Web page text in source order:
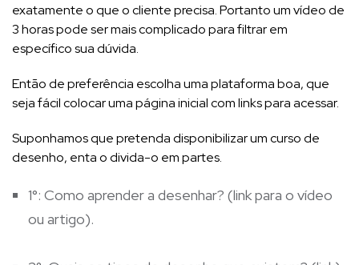
exatamente o que o cliente precisa. Portanto um vídeo de
3 horas pode ser mais complicado para filtrar em
específico sua dúvida.
Então de preferência escolha uma plataforma boa, que
seja fácil colocar uma página inicial com links para acessar.
Suponhamos que pretenda disponibilizar um curso de
desenho, enta o divida-o em partes.
1°: Como aprender a desenhar? (link para o vídeo
ou artigo).